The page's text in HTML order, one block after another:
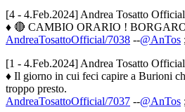
[4 - 4.Feb.2024] Andrea Tosatto Official
♦ 🔴 CAMBIO ORARIO !
AndreaTosattoOfficial/7038 --@AnTos ;
[1 - 4.Feb.2024] Andrea Tosatto Official
♦ Il giorno in cui feci capire a Burioni
troppo presto.
AndreaTosattoOfficial/7037 --@AnTos ;